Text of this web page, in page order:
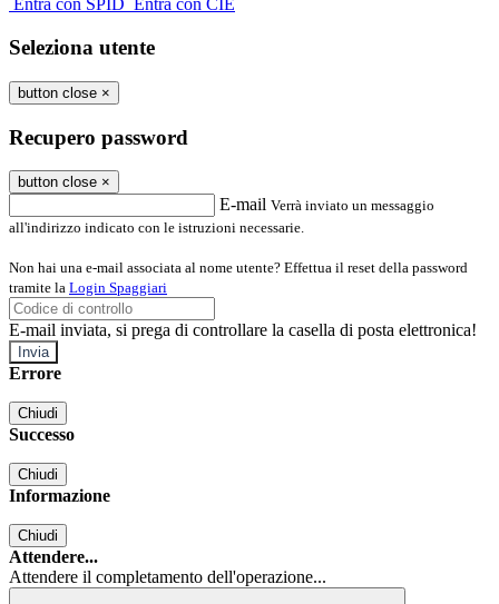
Entra con SPID Entra con CIE
Seleziona utente
button close ×
Recupero password
button close ×
E-mail Verrà inviato un messaggio
all'indirizzo indicato con le istruzioni necessarie.
Non hai una e-mail associata al nome utente? Effettua il reset della password
tramite la Login Spaggiari
E-mail inviata, si prega di controllare la casella di posta elettronica!
Errore
Chiudi
Successo
Chiudi
Informazione
Chiudi
Attendere...
Attendere il completamento dell'operazione...